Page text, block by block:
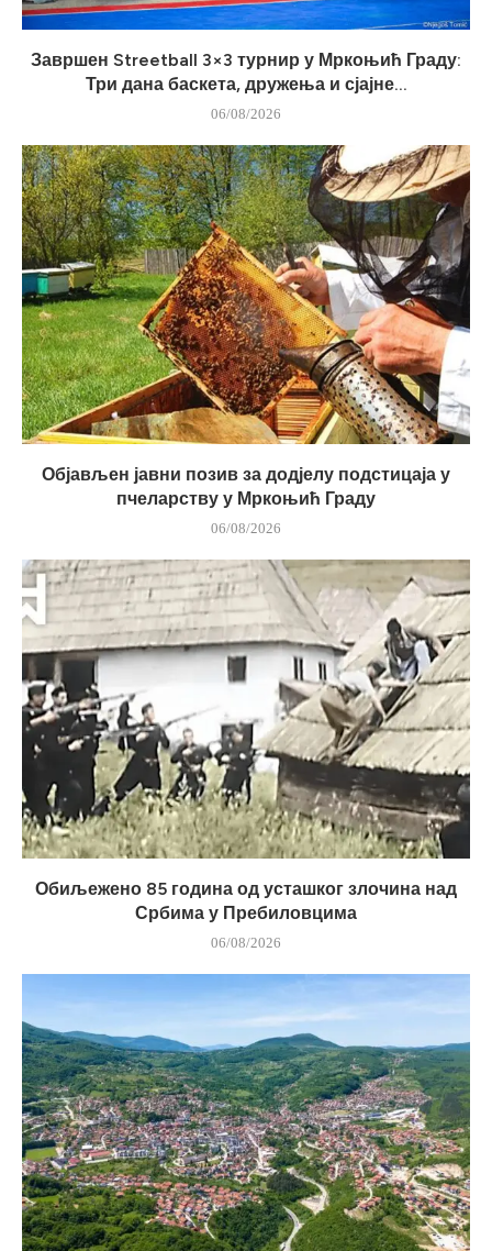
Завршен Streetball 3×3 турнир у Мркоњић Граду:
Три дана баскета, дружења и сјајне...
06/08/2026
Објављен јавни позив за додјелу подстицаја у
пчеларству у Мркоњић Граду
06/08/2026
Обиљежено 85 година од усташког злочина над
Србима у Пребиловцима
06/08/2026